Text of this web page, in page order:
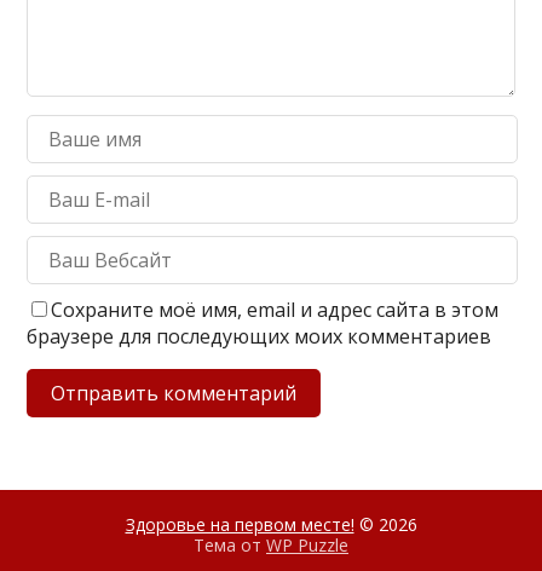
Сохраните моё имя, email и адрес сайта в этом
браузере для последующих моих комментариев
Здоровье на первом месте! © 2026
Тема от WP Puzzle